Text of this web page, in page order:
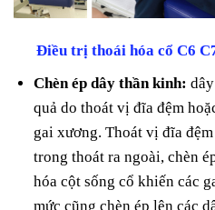
Điều trị thoái hóa cổ C6
Chèn ép dây thần kinh:
quả do thoát vị đĩa đệm
gai xương.Thoát vị đĩa
trong thoát ra ngoài, chèn
hóa cột sống cổ khiến các
mức cũng chèn ép lên các